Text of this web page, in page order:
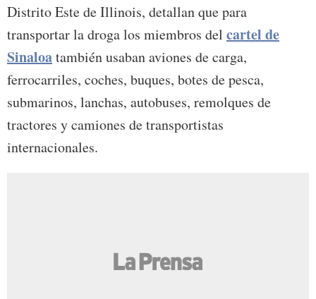
Distrito Este de Illinois, detallan que para
transportar la droga los miembros del cartel de
Sinaloatambién usaban aviones de carga,
ferrocarriles, coches, buques, botes de pesca,
submarinos, lanchas, autobuses, remolques de
tractores y camiones de transportistas
internacionales.